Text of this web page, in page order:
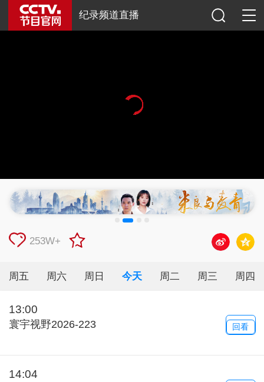
纪录频道直播
253W+
周五 周六 周日 今天 周二 周三 周四
13:00
寰宇视野2026-223 回看
14:04